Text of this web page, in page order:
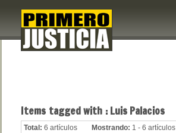
Items tagged with : Luis Palacios
Total: 6 artículos Mostrando: 1 - 6 artículos